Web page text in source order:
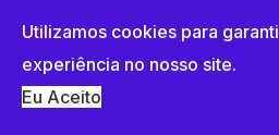
13.1. A equipa APRE.PT® está
em questões não diretamente
cursos, tais como o esclarecimento
Utilizamos cookies para
experiência no nosso site.
Eu Aceito